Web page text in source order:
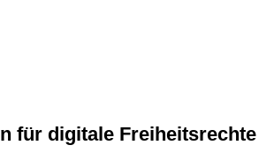
für digitale Freiheitsrechte